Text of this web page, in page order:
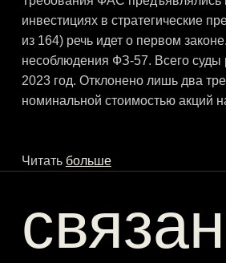
инвестициях в стратегические
из 164) речь идет о первом
несоблюдения ФЗ-57. Всего суды
2023 год. Отклонено лишь два
номинальной стоимостью акций
Читать больше